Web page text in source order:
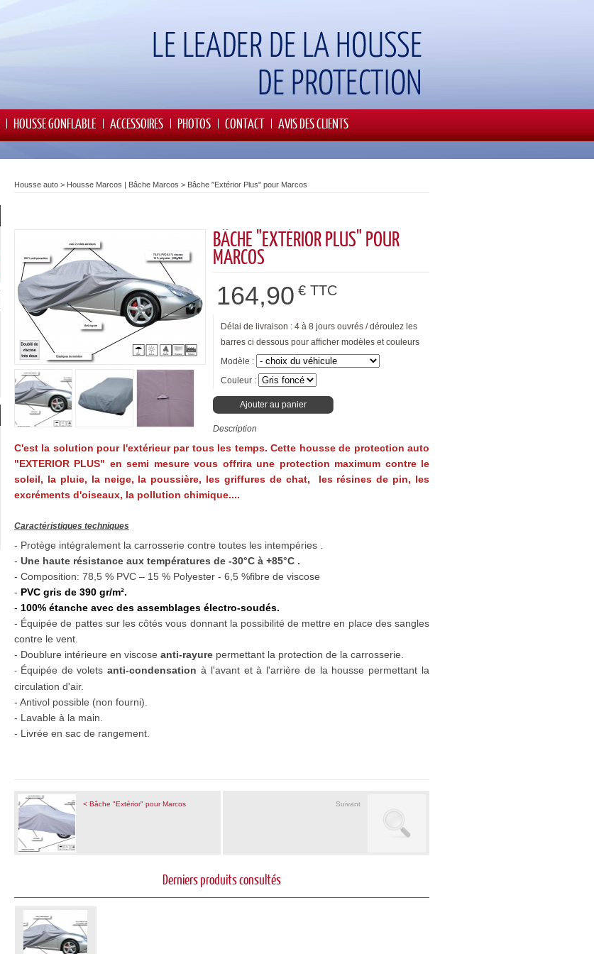
HOUSSE GONFLABLE ACCESSOIRES PHOTOS CONTACT AVIS DES CLIENTS
Housse auto > Housse Marcos | Bâche Marcos > Bâche "Extérior Plus" pour Marcos
BÂCHE "EXTÉRIOR PLUS" POUR
MARCOS
164,90 € TTC
Délai de livraison : 4 à 8 jours ouvrés / déroulez les
barres ci dessous pour afficher modèles et couleurs
Modèle :
Couleur :
Ajouter au panier
Description
C'est la solution pour l'extérieur par tous les temps. Cette housse de protection auto
"EXTERIOR PLUS" en semi mesure vous offrira une protection maximum contre le
soleil, la pluie, la neige, la poussière, les griffures de chat, les résines de pin, les
excréments d'oiseaux, la pollution chimique....
Caractéristiques techniques
- Protège intégralement la carrosserie contre toutes les intempéries .
- Une haute résistance aux températures de -30°C à +85°C .
- Composition: 78,5 % PVC – 15 % Polyester - 6,5 %fibre de viscose
- PVC gris de 390 gr/m².
- 100% étanche avec des assemblages électro-soudés.
- Équipéede pattes sur les côtés vous donnant la possibilité de mettre en place des sangles
contre le vent.
- Doublure intérieure en viscose anti-rayure permettant la protection de la carrosserie.
- Équipée de voletsanti-condensation à l'avant et à l'arrière de la housse permettant la
circulation d'air.
- Antivol possible (non fourni).
- Lavable à la main.
- Livrée en sac de rangement.
< Bâche "Extérior" pour Marcos Suivant
Derniers produits consultés